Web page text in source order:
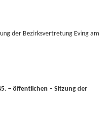
der Bezirksvertretung Eving am
– öffentlichen – Sitzung der